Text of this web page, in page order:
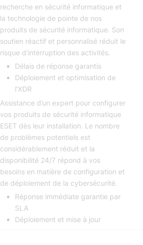
recherche en sécurité informatique et
la technologie de pointe de nos
produits de sécurité informatique. Son
soutien réactif et personnalisé réduit le
risque d’interruption des activités.
Délais de réponse garantis
Déploiement et optimisation de
l’XDR
Assistance d’un expert pour configurer
vos produits de sécurité informatique
ESET dès leur installation. Le nombre
de problèmes potentiels est
considérablement réduit et la
disponibilité 24/7 répond à vos
besoins en matière de configuration et
de déploiement de la cybersécurité.
Réponse immédiate garantie par
SLA
Déploiement et mise à jour